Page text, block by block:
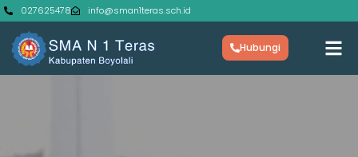
027625478 info@sman1teras.sch.id
Hubungi